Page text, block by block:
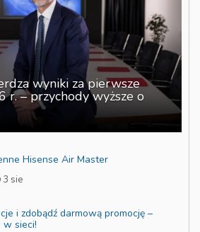
wyniki za pierwsze
r. – przychody wyższe o
Hisense Air Master
3 sie
i zdobądź darmową promocję –
w sieci!